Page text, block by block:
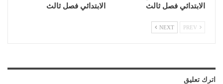
الابتدائي فصل ثالث
الابتدائي فصل ثالث
NEXT
اترك تعليق